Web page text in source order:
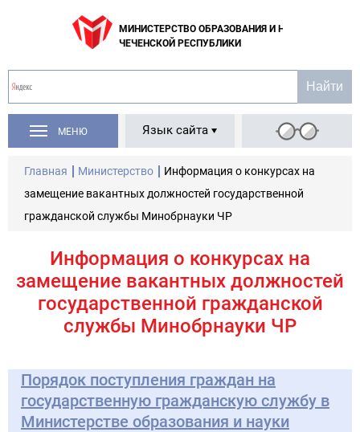
МИНИСТЕРСТВО ОБРАЗОВАНИЯ И НАУКИ
ЧЕЧЕНСКОЙ РЕСПУБЛИКИ
МЕНЮ Язык сайта
Главная Министерство
Информация о конкурсах на
замещение вакантных должностей государственной
гражданской службы Минобрнауки ЧР
Информация о конкурсах на
замещение вакантных должностей
государственной гражданской
службы Минобрнауки ЧР
Порядок поступления граждан на
государственную гражданскую службу в
Министерстве образования и науки